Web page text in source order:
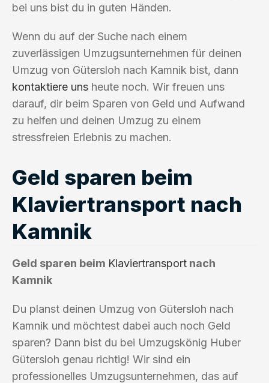
bei uns bist du in guten Händen.
Wenn du auf der Suche nach einem
zuverlässigen Umzugsunternehmen für deinen
Umzug von Gütersloh nach Kamnik bist, dann
kontaktiere uns heute noch. Wir freuen uns
darauf, dir beim Sparen von Geld und Aufwand
zu helfen und deinen Umzug zu einem
stressfreien Erlebnis zu machen.
Geld sparen beim
Klaviertransport nach
Kamnik
Geld sparen beim Klaviertransport nach
Kamnik
Du planst deinen Umzug von Gütersloh nach
Kamnik und möchtest dabei auch noch Geld
sparen? Dann bist du bei Umzugskönig Huber
Gütersloh genau richtig! Wir sind ein
professionelles Umzugsunternehmen, das auf